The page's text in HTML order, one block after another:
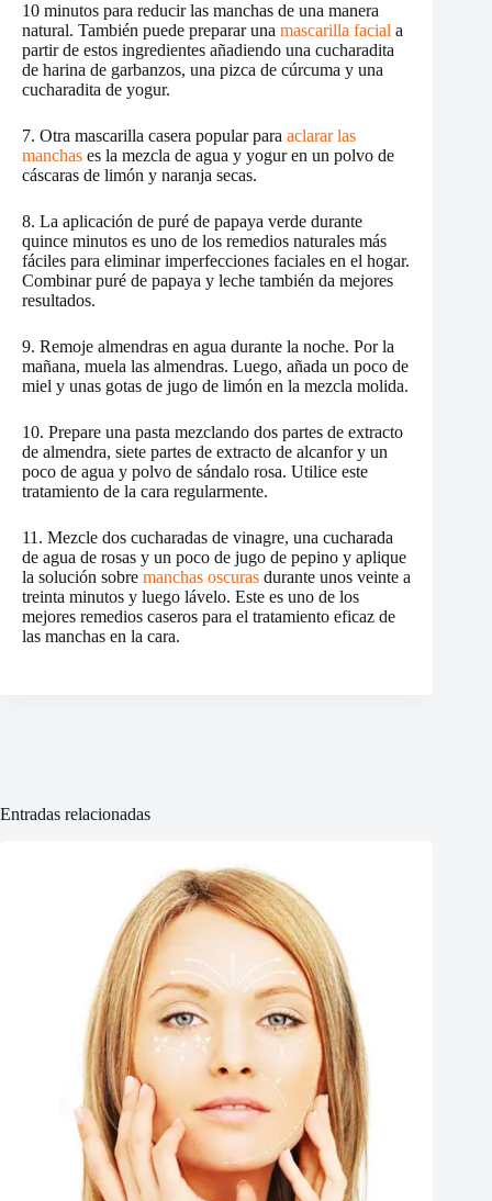
10 minutos para reducir las manchas de una manera
natural. También puede preparar una mascarilla facial a
partir de estos ingredientes añadiendo una cucharadita
de harina de garbanzos, una pizca de cúrcuma y una
cucharadita de yogur.
7. Otra mascarilla casera popular para aclarar las
manchas es la mezcla de agua y yogur en un polvo de
cáscaras de limón y naranja secas.
8. La aplicación de puré de papaya verde durante
quince minutos es uno de los remedios naturales más
fáciles para eliminar imperfecciones faciales en el hogar.
Combinar puré de papaya y leche también da mejores
resultados.
9. Remoje almendras en agua durante la noche. Por la
mañana, muela las almendras. Luego, añada un poco de
miel y unas gotas de jugo de limón en la mezcla molida.
10. Prepare una pasta mezclando dos partes de extracto
de almendra, siete partes de extracto de alcanfor y un
poco de agua y polvo de sándalo rosa. Utilice este
tratamiento de la cara regularmente.
11. Mezcle dos cucharadas de vinagre, una cucharada
de agua de rosas y un poco de jugo de pepino y aplique
la solución sobre manchas oscuras durante unos veinte a
treinta minutos y luego lávelo. Este es uno de los
mejores remedios caseros para el tratamiento eficaz de
las manchas en la cara.
Entradas relacionadas